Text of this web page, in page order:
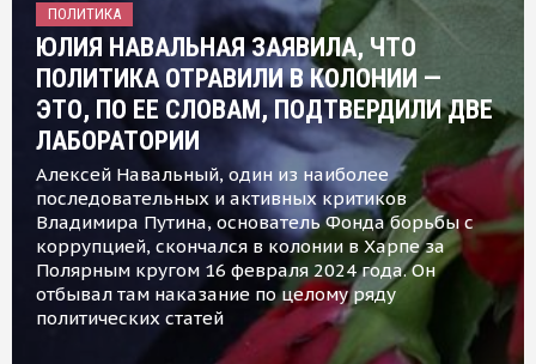
ПОЛИТИКА
ЮЛИЯ НАВАЛЬНАЯ ЗАЯВИЛА, ЧТО
ПОЛИТИКА ОТРАВИЛИ В КОЛОНИИ —
ЭТО, ПО ЕЕ СЛОВАМ, ПОДТВЕРДИЛИ ДВЕ
ЛАБОРАТОРИИ
Алексей Навальный, один из наиболее
последовательных и активных критиков
Владимира Путина, основатель Фонда борьбы с
коррупцией, скончался в колонии в Харпе за
Полярным кругом 16 февраля 2024 года. Он
отбывал там наказание по целому ряду
политических статей